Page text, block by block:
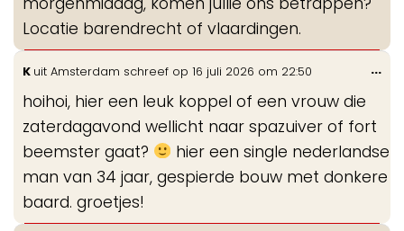
Locatie barendrecht of vlaardingen.
K uit Amsterdam schreef op 16 juli 2026 om 22:50
hoihoi, hier een leuk koppel of een vrouw die
zaterdagavond wellicht naar spazuiver of fort
beemster gaat?
hier een single nederlandse
man van 34 jaar, gespierde bouw met donkere
baard. groetjes!
...